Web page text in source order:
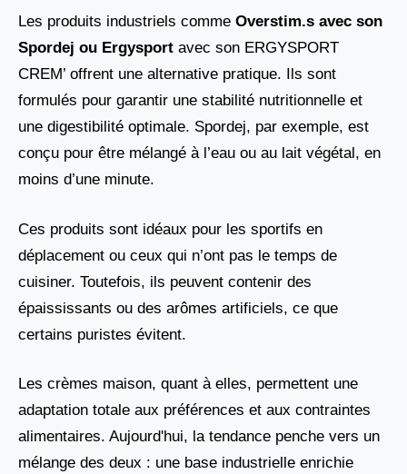
Les produits industriels comme Overstim.s avec son
Spordej ou Ergysport avec son ERGYSPORT
CREM’ offrent une alternative pratique. Ils sont
formulés pour garantir une stabilité nutritionnelle et
une digestibilité optimale. Spordej, par exemple, est
conçu pour être mélangé à l’eau ou au lait végétal, en
moins d’une minute.
Ces produits sont idéaux pour les sportifs en
déplacement ou ceux qui n’ont pas le temps de
cuisiner. Toutefois, ils peuvent contenir des
épaississants ou des arômes artificiels, ce que
certains puristes évitent.
Les crèmes maison, quant à elles, permettent une
adaptation totale aux préférences et aux contraintes
alimentaires. Aujourd'hui, la tendance penche vers un
mélange des deux : une base industrielle enrichie